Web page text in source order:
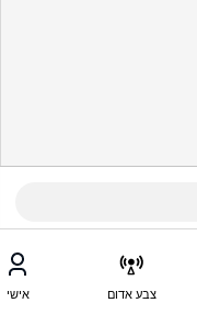
צבע אדום אישי